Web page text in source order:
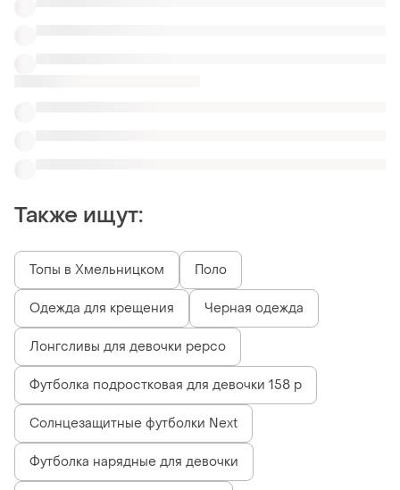
Также ищут:
Топы в Хмельницком Поло
Одежда для крещения Черная одежда
Лонгсливы для девочки pepco
Футболка подростковая для девочки 158 р
Солнцезащитные футболки Next
Футболка нарядные для девочки